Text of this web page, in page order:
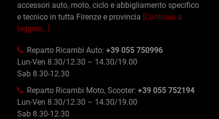
accessori auto, moto, ciclo e abbigliamento specifico
e tecnico in tutta Firenze e provincia [Continua a
leggere...]
Reparto Ricambi Auto: +39 055 750996
Lun-Ven 8.30/12.30 – 14.30/19.00
Sab 8.30-12.30
Reparto Ricambi Moto, Scooter: +39 055 752194
Lun-Ven 8.30/12.30 – 14.30/19.00
Sab 8.30-12.30